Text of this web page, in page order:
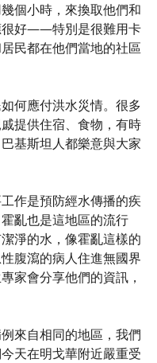
個小時，來換取他們和
很好——特別是很難用卡
民都在他們當地的社區
何應付洪水災情。很多
提供住宿、食物，有時
基斯坦人都樂意與大家
作是預防經水傳播的疾
亂也是這地區的流行
淨的水，像霍亂這樣的
腹瀉的病人住進無國界
家會分享他們的資訊，
來自相同的地區，我們
天在明戈華附近嚴重受